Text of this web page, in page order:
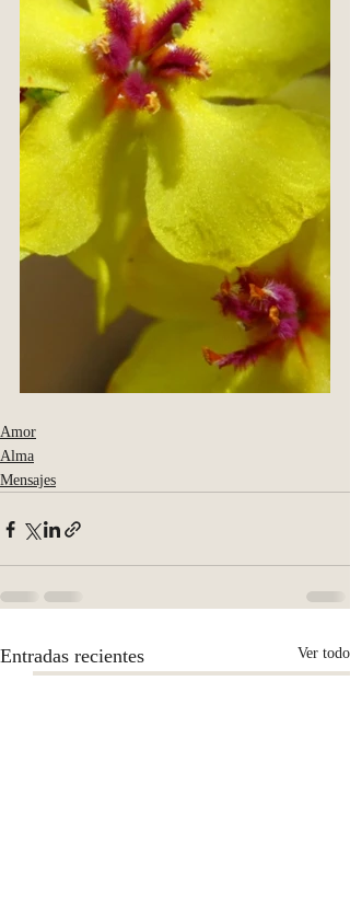
Amor
Alma
Mensajes
Entradas recientes Ver todo